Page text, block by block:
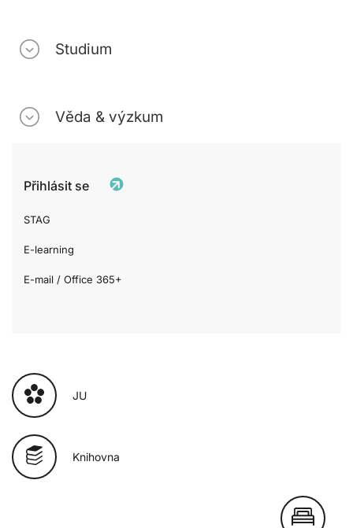
Studium
Věda & výzkum
Přihlásit se
STAG
E-learning
E-mail / Office 365+
JU
Knihovna